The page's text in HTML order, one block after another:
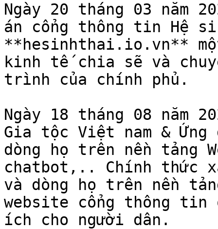
Ngày 20 tháng 03 năm
án cổng thông tin Hệ
**hesinhthai.io.vn**
kinh tế chia sẽ và
trình của chính phủ.
Ngày 18 tháng 08 năm
Gia tộc Việt nam & Ứng
dòng họ trên nền tảng
chatbot,.. Chính thức
và dòng họ trên nền
website cổng thông tin
ích cho người dân.